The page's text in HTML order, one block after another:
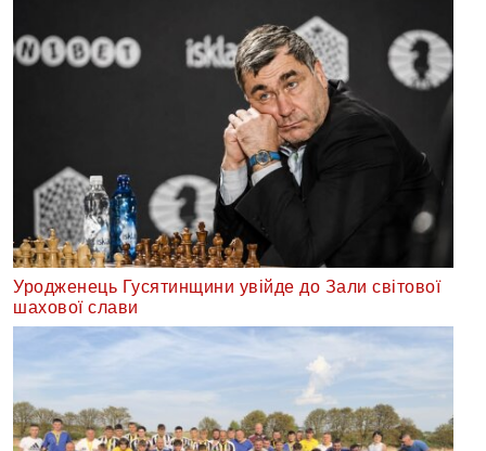
Уродженець Гусятинщини увійде до Зали світової
шахової слави